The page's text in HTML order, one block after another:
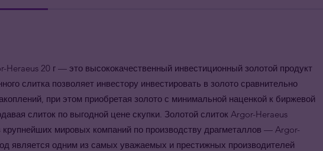
Heraeus 20 г — это высококачественный инвестиционный золотой продукт
слитка позволяет инвестору инвестировать в золото сравнительно
при этом приобретая золото с минимальной наценкой к биржевой
слиток по выгодной цене скупки. Золотой слиток Argor-Heraeus
крупнейших мировых компаний по производству драгметаллов — Argor-
является одним из самых уважаемых и престижных производителей